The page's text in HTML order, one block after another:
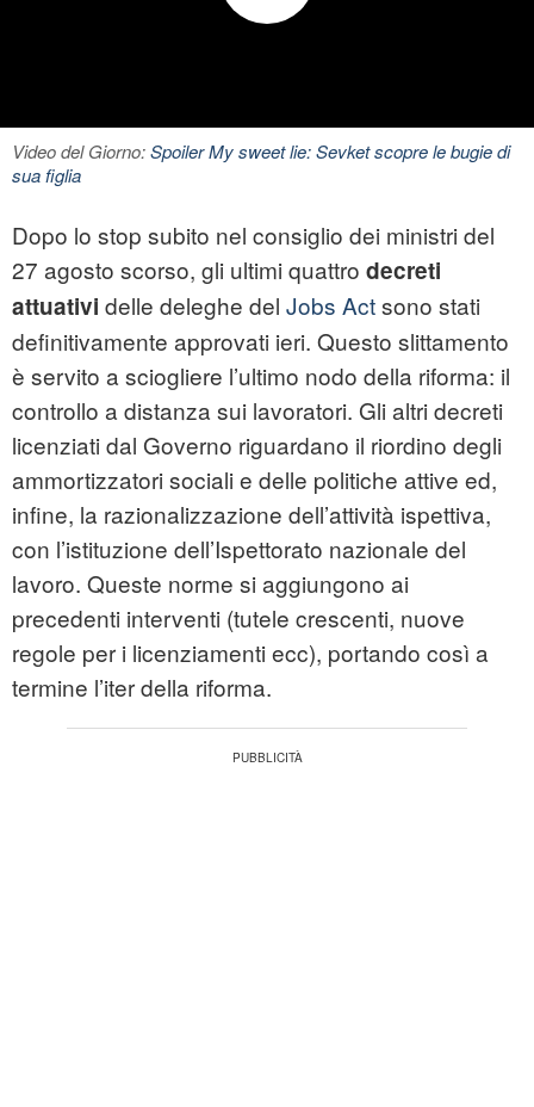
Video del Giorno:Spoiler My sweet lie: Sevket scopre le bugie di
sua figlia
Dopo lo stop subito nel consiglio dei ministri del
27 agosto scorso, gli ultimi quattro decreti
attuativi delle deleghe del Jobs Actsono stati
definitivamente approvati ieri. Questo slittamento
è servito a sciogliere l’ultimo nodo della riforma: il
controllo a distanza sui lavoratori. Gli altri decreti
licenziati dal Governo riguardano il riordino degli
ammortizzatori sociali e delle politiche attive ed,
infine, la razionalizzazione dell’attività ispettiva,
con l’istituzione dell’Ispettorato nazionale del
lavoro. Queste norme si aggiungono ai
precedenti interventi (tutele crescenti, nuove
regole per i licenziamenti ecc), portando così a
termine l’iter della riforma.